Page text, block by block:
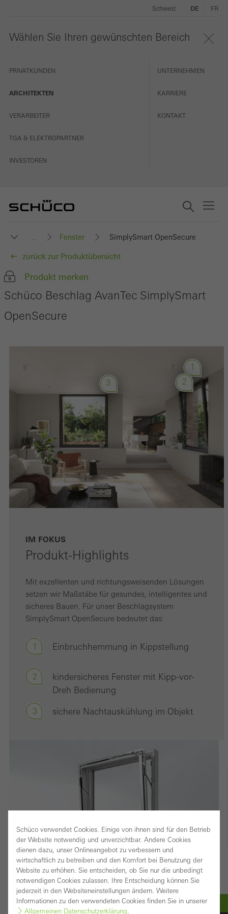
Wählen Sie Ihren gewünschten Bereich
PRIVATKUNDEN
ARCHITEKTEN
VERARBEITER
TGA & ELEKTROPARTNER
INVESTOREN
UNTERNEHMEN
KARRIERE
KONTAKT
Schweiz DE FR
... Fenster SimplySmart OpenSecure
zurück zur Produktübersicht
Produkt merken
Schüco Beschlag AvanTec SimplySmart
OpenSecure
1
2
3
IM FOKUS
Produkt-Highlights
Mit exzellenten und richtungsweisenden Lösungen
setzen wir Maßstäbe für gesundes, intelligentes und
sicheres Bauen. Für unser Beschlagsystem
SimplySmart OpenSecure bedeutet das:
1 Einbruchhemmung in Kippstellung
2
kindersicheres Fenster mit Kipp-vor-
Dreh Bedienung
3 sichere Nachtauskühlung im Objekt
Schüco verwendet Cookies. Einige von ihnen sind für den Betrieb
der Website notwendig und unverzichtbar. Andere Cookies
dienen dazu, unser Onlineangebot zu verbessern und
wirtschaftlich zu betreiben und den Komfort bei Benutzung der
Website zu erhöhen. Sie entscheiden, ob Sie nur die unbedingt
notwendigen Cookies zulassen. Ihre Entscheidung können Sie
jederzeit in den Websiteneinstellungen ändern. Weitere
Informationen zu den verwendeten Cookies finden Sie in unserer
Allgemeinen Datenschutzerklärung.